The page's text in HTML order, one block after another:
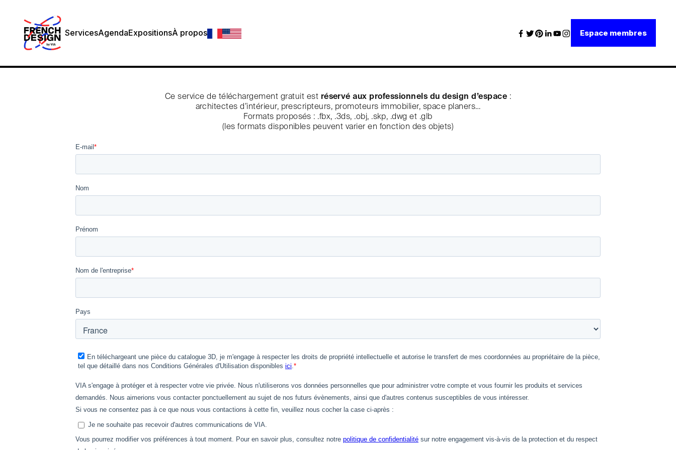
ServicesAgendaExpositionsÀ propos Espace membres
Ce service de téléchargement gratuit est réservé aux professionnels du design d’espace :
architectes d’intérieur, prescripteurs, promoteurs immobilier, space planers…
Formats proposés : .fbx, .3ds, .obj, .skp, .dwg et .glb
(les formats disponibles peuvent varier en fonction des objets)